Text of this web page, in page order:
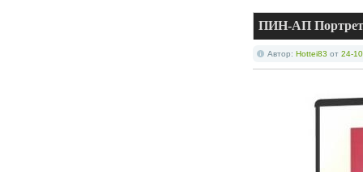
ПИН-АП Портрет
Автор: Hottei83 от 24-